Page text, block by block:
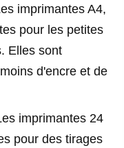
imprimantes A4,
pour les petites
Elles sont
d'encre et de
imprimantes 24
pour des tirages